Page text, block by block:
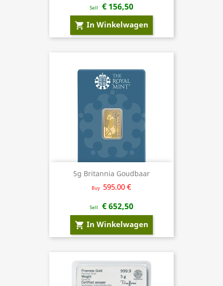
Sell € 156,50
shopping_cart In Winkelwagen
5g Britannia Goudbaar
Buy 595.00 €
Sell € 652,50
shopping_cart In Winkelwagen